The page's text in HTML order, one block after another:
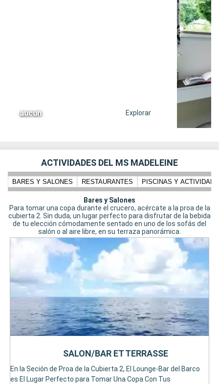
aucun Explorar
ACTIVIDADES DEL MS MADELEINE
BARES Y SALONES RESTAURANTES PISCINAS Y
Bares y Salones
Para tomar una copa durante el crucero, acércate a la proa de la
cubierta 2. Sin duda, un lugar perfecto para disfrutar de la bebida
de tu elección cómodamente sentado en uno de los sofás del
salón o al aire libre, en su terraza panorámica.
En la Seción de Proa de la Cubierta 2, El Lounge-Bar del Barco
es El Lugar Perfecto para Tomar Una Copa Con Tus
SALON/BAR ET TERRASSE